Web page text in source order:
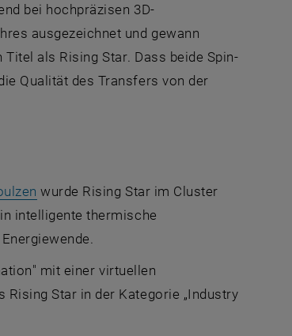
bei hochpräzisen 3D-
ausgezeichnet und gewann
Titel als Rising Star . Dass beide Spin-
Qualität des Transfers von der
, öffnet eine externe URL in einem
wurde Rising Star im Cluster
intelligente thermische
" mit einer virtuellen
externe URL in einem neuen Fenster
Rising Star in der Kategorie „Industry